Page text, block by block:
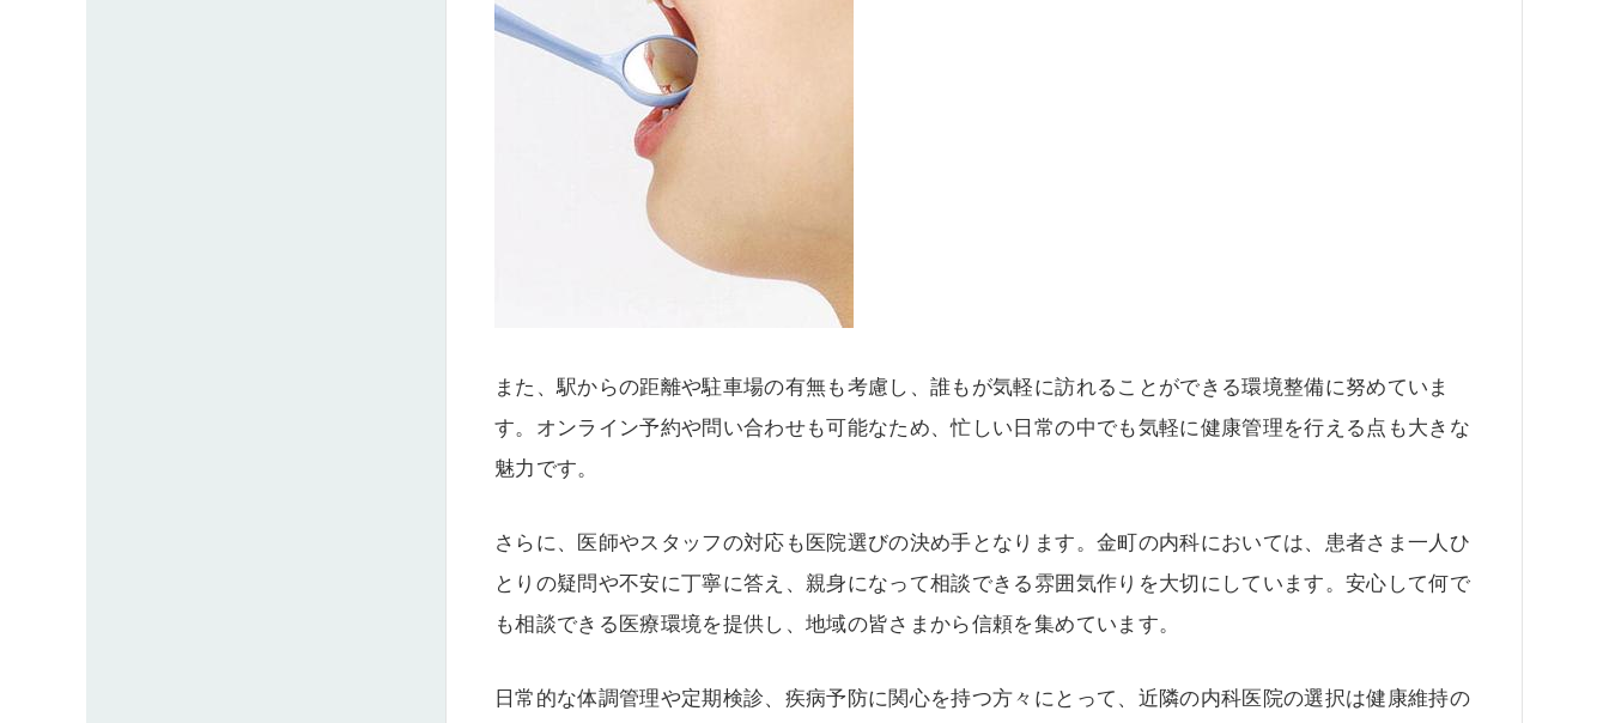
また、駅からの距離や駐車場の有無も考慮し、誰もが気軽に訪れることができる環境整備に努めていま
す。オンライン予約や問い合わせも可能なため、忙しい日常の中でも気軽に健康管理を行える点も大きな
魅力です。
さらに、医師やスタッフの対応も医院選びの決め手となります。金町の内科においては、患者さま一人ひ
とりの疑問や不安に丁寧に答え、親身になって相談できる雰囲気作りを大切にしています。安心して何で
も相談できる医療環境を提供し、地域の皆さまから信頼を集めています。
日常的な体調管理や定期検診、疾病予防に関心を持つ方々にとって、近隣の内科医院の選択は健康維持の